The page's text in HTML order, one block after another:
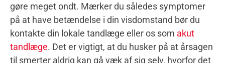
gøre meget ondt. Mærker du således symptomer
på at have betændelse i din visdomstand bør du
kontakte din lokale tandlæge eller os som akut
tandlæge. Det er vigtigt, at du husker på at årsagen
til smerter aldrig kan gå væk af sig selv, hvorfor det